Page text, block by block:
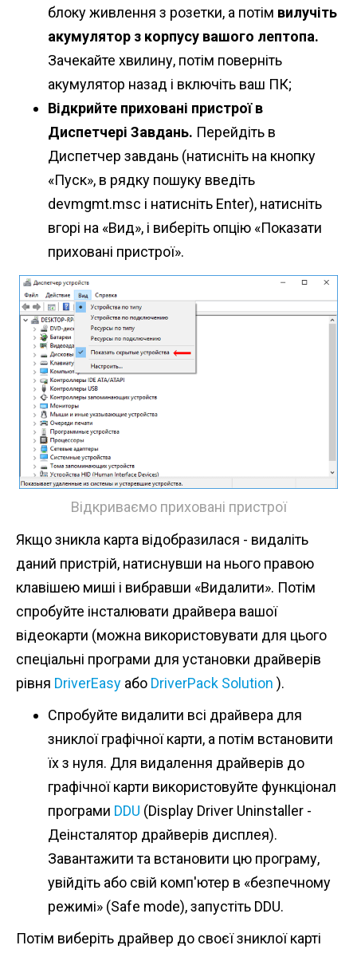
блоку живлення з розетки, а потім вилучіть
акумулятор з корпусу вашого лептопа.
Зачекайте хвилину, потім поверніть
акумулятор назад і включіть ваш ПК;
Відкрийте приховані пристрої в
Диспетчері Завдань. Перейдіть в
Диспетчер завдань (натисніть на кнопку
«Пуск», в рядку пошуку введіть
devmgmt.msc і натисніть Enter), натисніть
вгорі на «Вид», і виберіть опцію «Показати
приховані пристрої».
Відкриваємо приховані пристрої
Якщо зникла карта відобразилася - видаліть
даний пристрій, натиснувши на нього правою
клавішею миші і вибравши «Видалити». Потім
спробуйте інсталювати драйвера вашої
відеокарти (можна використовувати для цього
спеціальні програми для установки драйверів
рівня DriverEasy або DriverPack Solution ).
Спробуйте видалити всі драйвера для
зниклої графічної карти, а потім встановити
їх з нуля. Для видалення драйверів до
графічної карти використовуйте функціонал
програми DDU (Display Driver Uninstaller -
Деінсталятор драйверів дисплея).
Завантажити та встановити цю програму,
увійдіть або свій комп'ютер в «безпечному
режимі» (Safe mode), запустіть DDU.
Потім виберіть драйвер до своєї зниклої карті